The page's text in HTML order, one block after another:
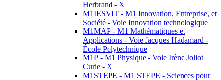
Herbrand - X
M1IESVIT - M1 Innovation, Entreprise, et
Société - Voie Innovation technologique
M1MAP - M1 Mathématiques et
Applications - Voie Jacques Hadamard -
École Polytechnique
M1P - M1 Physique - Voie Irène Joliot
Curie - X
M1STEPE - M1 STEPE - Sciences pour